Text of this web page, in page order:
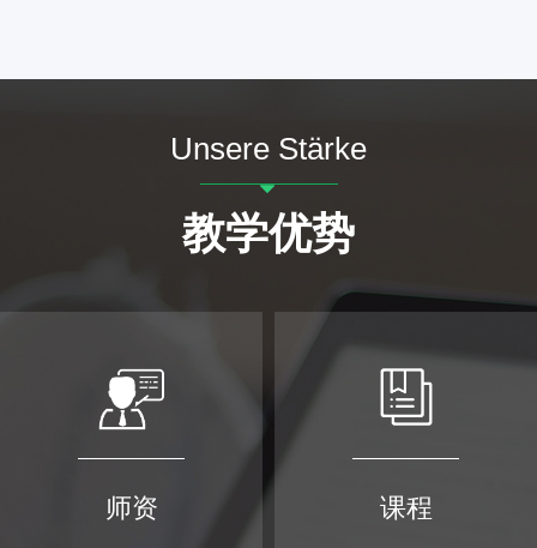
Unsere Stärke
뀓
教学优势
课程
师资